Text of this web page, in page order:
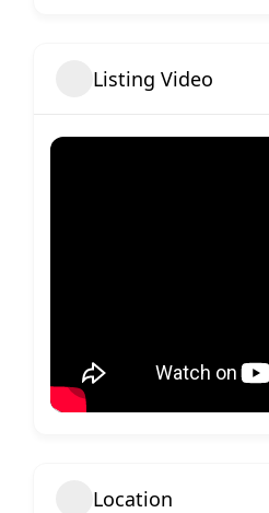
Listing Video
Location